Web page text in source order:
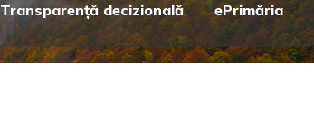
Transparență decizională ePrimăria